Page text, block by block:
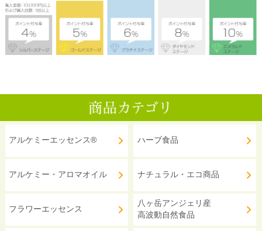
アルケミーエッセンス®
アルケミー・アロマオイル
フラワーエッセンス
ハーブ食品
ナチュラル・エコ商品
八ヶ岳アンジェリ産
高波動自然食品